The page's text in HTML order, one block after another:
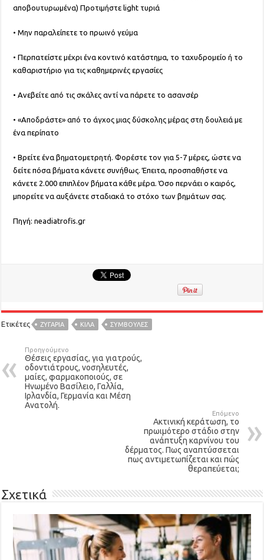
αποβουτυρωμένα) Προτιμήστε light τυριά
• Μην παραλείπετε το πρωινό γεύμα
• Περπατείστε μέχρι ένα κοντινό κατάστημα, το ταχυδρομείο ή το
καθαριστήριο για τις καθημερινές εργασίες
• Ανεβείτε από τις σκάλες αντί να πάρετε το ασανσέρ
• «Αποδράστε» από το άγχος μιας δύσκολης μέρας στη δουλειά με
ένα περίπατο
• Βρείτε ένα βηματομετρητή. Φορέστε τον για 5-7 μέρες, ώστε να
δείτε πόσα βήματα κάνετε συνήθως. Έπειτα, προσπαθήστε να
κάνετε 2.000 επιπλέον βήματα κάθε μέρα. Όσο περνάει ο καιρός,
μπορείτε να αυξάνετε σταδιακά το στόχο των βημάτων σας.
Πηγή: neadiatrofis.gr
Ετικέτες ΖΥΓΑΡΙΆ ΚΙΛΆ ΣΥΜΒΟΥΛΕΣ
Προηγούμενο
Θέσεις εργασίας, για γιατρούς,
οδοντιάτρους, νοσηλευτές,
μαίες, φαρμακοποιούς, σε
Ηνωμένο Βασίλειο, Γαλλία,
Ιρλανδία, Γερμανία και Μέση
Ανατολή.
Επόμενο
Ακτινική κεράτωση, το
πρωιμότερο στάδιο στην
ανάπτυξη καρνίνου του
δέρματος. Πως αναπτύσσεται
πως αντιμετωπίζεται και πώς
θεραπεύεται;
Σχετικά